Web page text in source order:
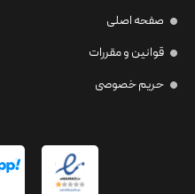
صفحه اصلی
قوانین و مقررات
حریم خصوصی